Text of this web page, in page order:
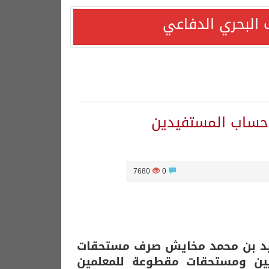
باستقرار السوق البترولية
الداعم لمغربية الصحراء*
البحري الدفاعي
حساب المستفيدين
0
7680
سعيد بن محمد مخايش صرف مستحقات
ومستحقات مقطوعة للمعلمين